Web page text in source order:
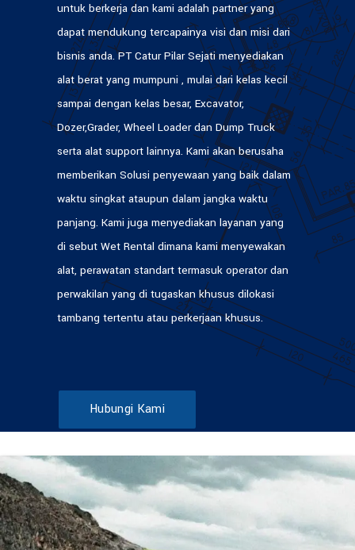
untuk berkerja dan kami adalah partner yang
dapat mendukung tercapainya visi dan misi dari
bisnis anda. PT Catur Pilar Sejati menyediakan
alat berat yang mumpuni , mulai dari kelas kecil
sampai dengan kelas besar, Excavator,
Dozer,Grader, Wheel Loader dan Dump Truck
serta alat support lainnya. Kami akan berusaha
memberikan Solusi penyewaan yang baik dalam
waktu singkat ataupun dalam jangka waktu
panjang. Kami juga menyediakan layanan yang
di sebut Wet Rental dimana kami menyewakan
alat, perawatan standart termasuk operator dan
perwakilan yang di tugaskan khusus dilokasi
tambang tertentu atau perkerjaan khusus.
Hubungi Kami